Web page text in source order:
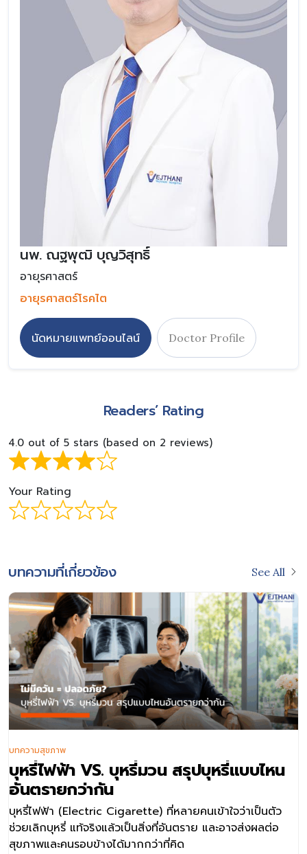
นพ. ณฐพุฒิ บุญวิสุทธิ์
อายุรศาสตร์
อายุรศาสตร์โรคไต
นัดหมายแพทย์ออนไลน์ Doctor Profile
Readers’ Rating
4.0 out of 5 stars (based on 2 reviews)
Your Rating
บทความที่เกี่ยวข้อง See All
บุหรี่ไฟฟ้า VS. บุหรี่มวน สรุปบุหรี่แบบไหน
อันตรายกว่ากัน
บุหรี่ไฟฟ้า (Electric Cigarette) ที่หลายคนเข้าใจว่าเป็นตัว
ช่วยเลิกบุหรี่ แท้จริงแล้วเป็นสิ่งที่อันตราย และอาจส่งผลต่อ
สุขภาพและคนรอบข้างได้มากกว่าที่คิด
บทความสุขภาพ